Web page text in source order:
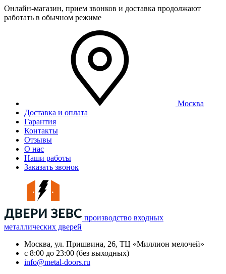
Онлайн-магазин, прием звонков и доставка продолжают
работать в обычном режиме
Москва
Доставка и оплата
Гарантия
Контакты
Отзывы
О нас
Наши работы
Заказать звонок
производство входных
металлических дверей
Москва, ул. Пришвина, 26, ТЦ «Миллион мелочей»
с 8:00 до 23:00 (без выходных)
info@metal-doors.ru